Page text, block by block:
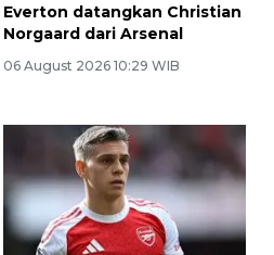
Everton datangkan Christian
Norgaard dari Arsenal
06 August 2026 10:29 WIB